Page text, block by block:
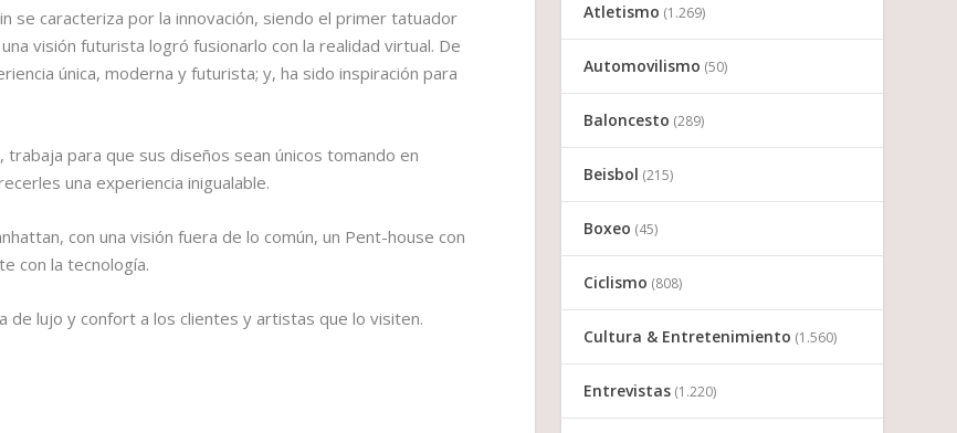
se caracteriza por la innovación, siendo el primer tatuador
visión futurista logró fusionarlo con la realidad virtual. De
única, moderna y futurista; y, ha sido inspiración para
para que sus diseños sean únicos tomando en
una experiencia inigualable.
con una visión fuera de lo común, un Pent-house con
con la tecnología.
de lujo y confort a los clientes y artistas que lo visiten.
Atletismo (1.269)
Automovilismo (50)
Baloncesto (289)
Beisbol (215)
Boxeo (45)
Ciclismo (808)
Cultura & Entretenimiento (1.560)
Entrevistas (1.220)